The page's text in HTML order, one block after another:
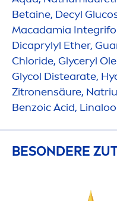
Betaine, Decyl
Macadamia
Dicaprylyl Ether,
Chloride, Glyceryl
Glycol Distearate,
Zitronensäure,
Benzoic Acid,
BESONDERE